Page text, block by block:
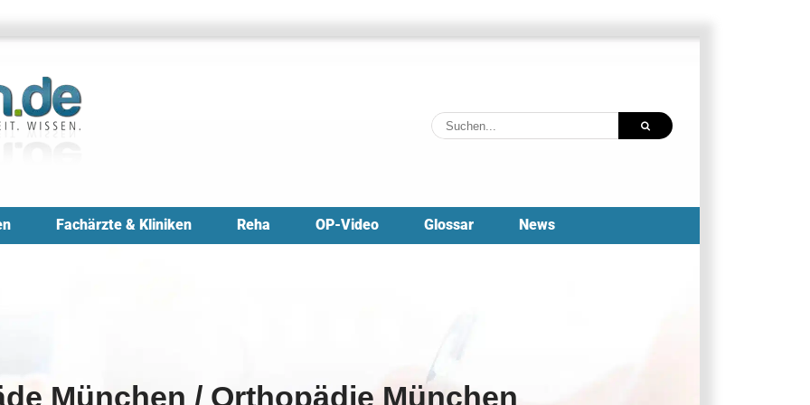
Suche
nach:
Fachärzte & Kliniken Reha OP-Video Glossar News
München / Orthopädie München